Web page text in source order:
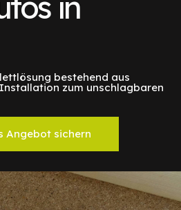
bestehend aus
zum unschlagbaren
Angebot sichern